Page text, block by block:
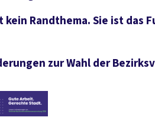
kein Randthema. Sie ist das
zur Wahl der